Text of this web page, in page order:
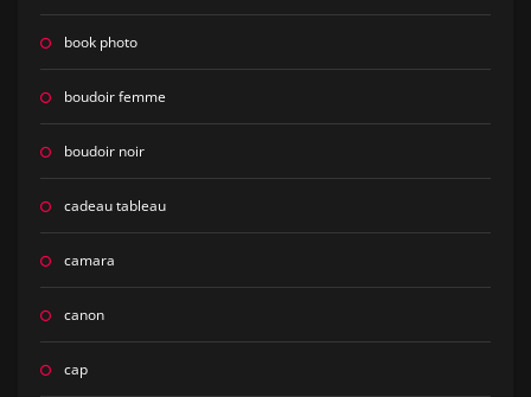
book photo
boudoir femme
boudoir noir
cadeau tableau
camara
canon
cap